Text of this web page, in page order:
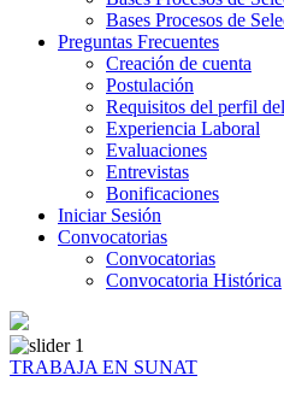
Bases Procesos de
Preguntas Frecuentes
Creación de cuenta
Postulación
Requisitos del perfil
Experiencia Laboral
Evaluaciones
Entrevistas
Bonificaciones
Iniciar Sesión
Convocatorias
Convocatorias
Convocatoria Histórica
TRABAJA EN SUNAT